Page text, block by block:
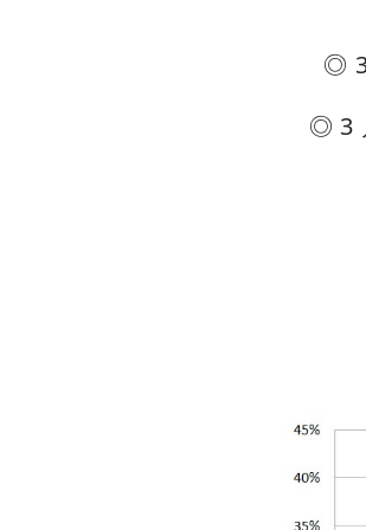
◎ 3
◎ 3